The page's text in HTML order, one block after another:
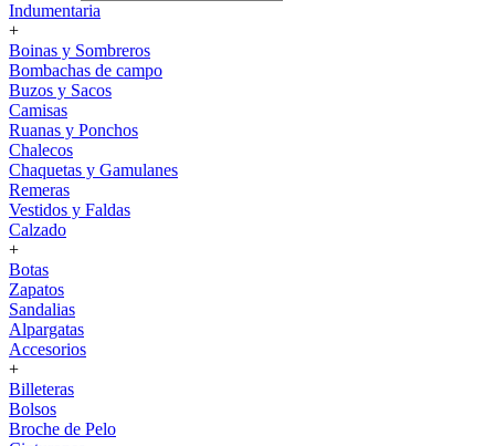
Indumentaria
+
Boinas y Sombreros
Bombachas de campo
Buzos y Sacos
Camisas
Ruanas y Ponchos
Chalecos
Chaquetas y Gamulanes
Remeras
Vestidos y Faldas
Calzado
+
Botas
Zapatos
Sandalias
Alpargatas
Accesorios
+
Billeteras
Bolsos
Broche de Pelo